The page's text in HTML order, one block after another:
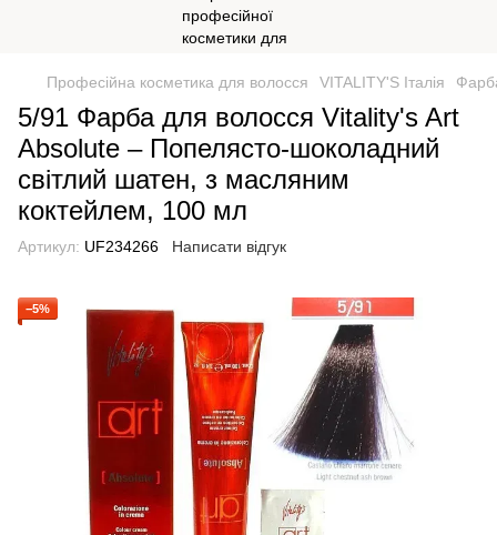
Професійна косметика для волосся VITALITY'S Італія
5/91 Фарба для волосся Vitality's Art
Absolute – Попелясто-шоколадний
світлий шатен, з масляним
коктейлем, 100 мл
Артикул: UF234266 Написати відгук
−5%